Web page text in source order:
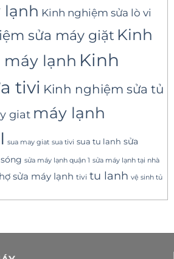
lạnh Kinh nghiệm sửa lò vi
sửa máy giặt Kinh
lạnh Kinh
tivi Kinh nghiệm sửa tủ
giat máy lạnh
sua may giat sua tivi sua tu lanh sửa
sửa máy lạnh quận 1 sửa máy lạnh tại nhà
sửa máy lạnh tivi tu lanh vệ sinh tủ